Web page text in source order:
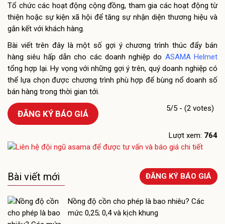
Tổ chức các hoạt động cộng đồng, tham gia các hoạt động từ
thiện hoặc sự kiện xã hội để tăng sự nhận diện thương hiệu và
gắn kết với khách hàng.
Bài viết trên đây là một số gợi ý chương trình thúc đẩy bán
hàng siêu hấp dẫn cho các doanh nghiệp do ASAMA Helmet
tổng hợp lại. Hy vọng với những gợi ý trên, quý doanh nghiệp có
thể lựa chọn được chương trình phù hợp để bùng nổ doanh số
bán hàng trong thời gian tới.
5/5 - (2 votes)
ĐĂNG KÝ BÁO GIÁ
Lượt xem: 764
Bài viết mới ĐĂNG KÝ BÁO GIÁ
Nồng độ cồn cho phép là bao nhiêu? Các
mức 0,25; 0,4 và kịch khung